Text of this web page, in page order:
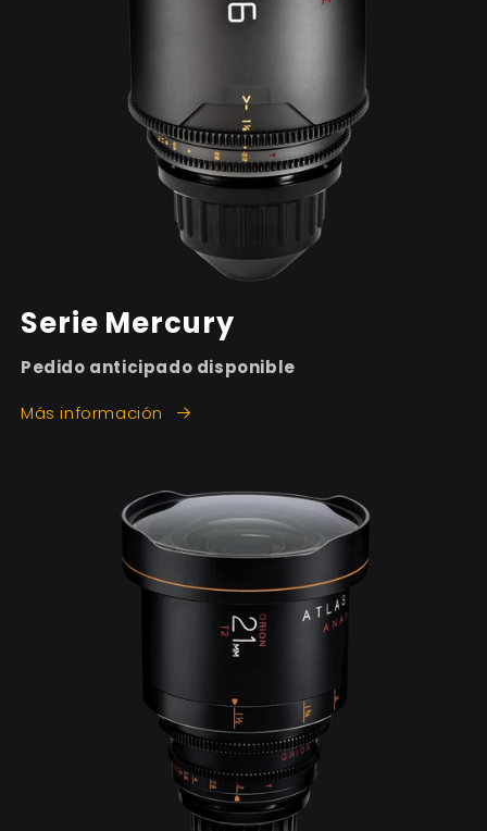
Serie Mercury
Pedido anticipado disponible
Más información